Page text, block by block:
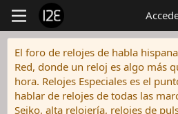
El foro de relojes de habla
Red, donde un reloj es algo más
hora. Relojes Especiales es el
hablar de relojes de todas las
Seiko, alta relojería, relojes de